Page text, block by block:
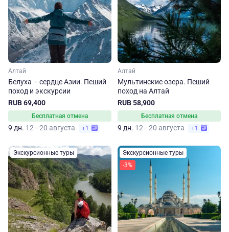
Алтай
Белуха – сердце Азии. Пеший
поход и экскурсии
RUB 69,400
Бесплатная отмена
9 дн. 12—20 августа +1
Алтай
Мультинские озера. Пеший
поход на Алтай
RUB 58,900
Бесплатная отмена
9 дн. 12—20 августа +1
Экскурсионные туры
Экскурсионные туры
-3%